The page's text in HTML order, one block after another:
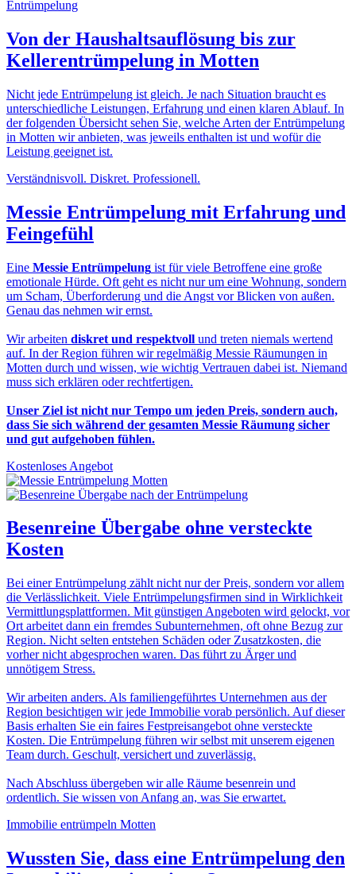
Von der Haushaltsauflösung bis zur
Kellerentrümpelung in Motten
Nicht jede Entrümpelung ist gleich. Je nach Situation braucht es
unterschiedliche Leistungen, Erfahrung und einen klaren Ablauf. In
der folgenden Übersicht sehen Sie, welche Arten der Entrümpelung
in Motten wir anbieten, was jeweils enthalten ist und wofür die
Leistung geeignet ist.
Verständnisvoll. Diskret. Professionell.
Messie Entrümpelung mit Erfahrung und
Feingefühl
Eine Messie Entrümpelung ist für viele Betroffene eine große
emotionale Hürde. Oft geht es nicht nur um eine Wohnung, sondern
um Scham, Überforderung und die Angst vor Blicken von außen.
Genau das nehmen wir ernst.
Wir arbeiten diskret und respektvoll und treten niemals wertend
auf. In der Region führen wir regelmäßig Messie Räumungen in
Motten durch und wissen, wie wichtig Vertrauen dabei ist. Niemand
muss sich erklären oder rechtfertigen.
Unser Ziel ist nicht nur Tempo um jeden Preis, sondern auch,
dass Sie sich während der gesamten Messie Räumung sicher
und gut aufgehoben fühlen.
Kostenloses Angebot
Besenreine Übergabe ohne versteckte
Kosten
Bei einer Entrümpelung zählt nicht nur der Preis, sondern vor allem
die Verlässlichkeit. Viele Entrümpelungsfirmen sind in Wirklichkeit
Vermittlungsplattformen. Mit günstigen Angeboten wird gelockt, vor
Ort arbeitet dann ein fremdes Subunternehmen, oft ohne Bezug zur
Region. Nicht selten entstehen Schäden oder Zusatzkosten, die
vorher nicht abgesprochen waren. Das führt zu Ärger und
unnötigem Stress.
Wir arbeiten anders. Als familiengeführtes Unternehmen aus der
Region besichtigen wir jede Immobilie vorab persönlich. Auf dieser
Basis erhalten Sie ein faires Festpreisangebot ohne versteckte
Kosten. Die Entrümpelung führen wir selbst mit unserem eigenen
Team durch. Geschult, versichert und zuverlässig.
Nach Abschluss übergeben wir alle Räume besenrein und
ordentlich. Sie wissen von Anfang an, was Sie erwartet.
Immobilie entrümpeln Motten
Wussten Sie, dass eine Entrümpelung den